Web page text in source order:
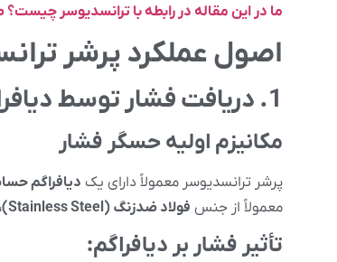
ما در این مقاله در رابطه با ترانسدیوسر
اصول عملکرد پرشر
1. دریافت فشار توسط دیافراگم
مکانیزم اولیه حسگر فشار
پرشر ترانسدیوسر معمولاً دارای یک دیافراگم
معمولاً از جنس فولاد ضدزنگ (Stainless Steel)، سیلیکون، سرامیک یا تیتانیوم
تأثیر فشار بر دیافراگم: